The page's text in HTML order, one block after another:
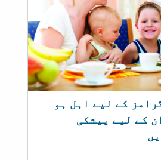
کے لیے اہل ہو
کے لیے پیشکی